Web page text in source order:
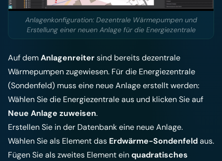
Anlagenkonfiguration: Dezentrale Wärmepumpen und
Erstellung einer neuen Anlage für die Energiezentrale
Auf demAnlagenreitersind bereits dezentrale
Wärmepumpen zugewiesen. Für die Energiezentrale
(Sondenfeld) muss eine neue Anlage erstellt werden:
Wählen Sie die Energiezentrale aus und klicken Sie auf
Neue Anlage zuweisen.
Erstellen Sie in der Datenbank eine neue Anlage.
Wählen Sie als Element das Erdwärme-Sondenfeldaus.
Fügen Sie als zweites Element einquadratisches